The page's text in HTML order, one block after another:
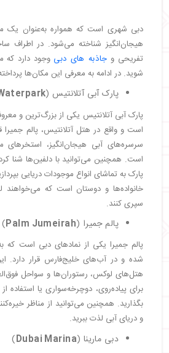
دبی شهری است که همواره به‌عنوان
هیجان‌انگیز شناخته می‌شود. در اطراف
تفریحی و جاذبه های دبی وجود دارد که
شوید. در ادامه به معرفی این مکان‌ها
پارک آبی آتلانتیس (
پارک آبی آتلانتیس یکی از بزرگ‌ترین و
است و واقع در هتل آتلانتیس، پالم جمیرا
سرسره‌های آبی هیجان‌انگیز، استخرهای
است. همچنین می‌توانید با دلفین‌ها شنا
پارک به تماشای انواع موجودات دریایی
خانواده‌ها و دوستان است که می‌خواهند
سپری کنند.
پالم جمیرا (Palm Jumeirah
)
پالم جمیرا یکی از نمادهای دبی است
شده و در آب‌های خلیج‌فارس قرار دارد.
هتل‌های لوکس، رستوران‌ها و سواحل
برای پیاده‌روی، دوچرخه‌سواری یا استفاده
بگذارید. همچنین می‌توانید از مناظر
و دریای آبی لذت ببرید.
دبی مارینا (Dubai Marina
)